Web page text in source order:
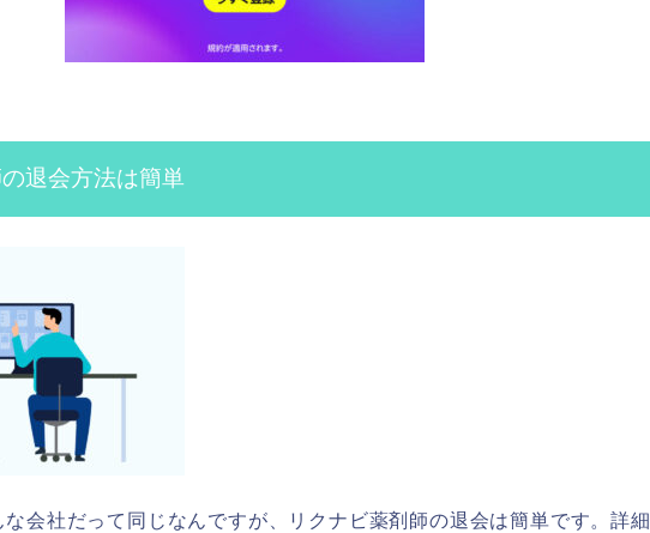
退会方法は簡単
な会社だって同じなんですが、リクナビ薬剤師の退会は簡単です。詳細